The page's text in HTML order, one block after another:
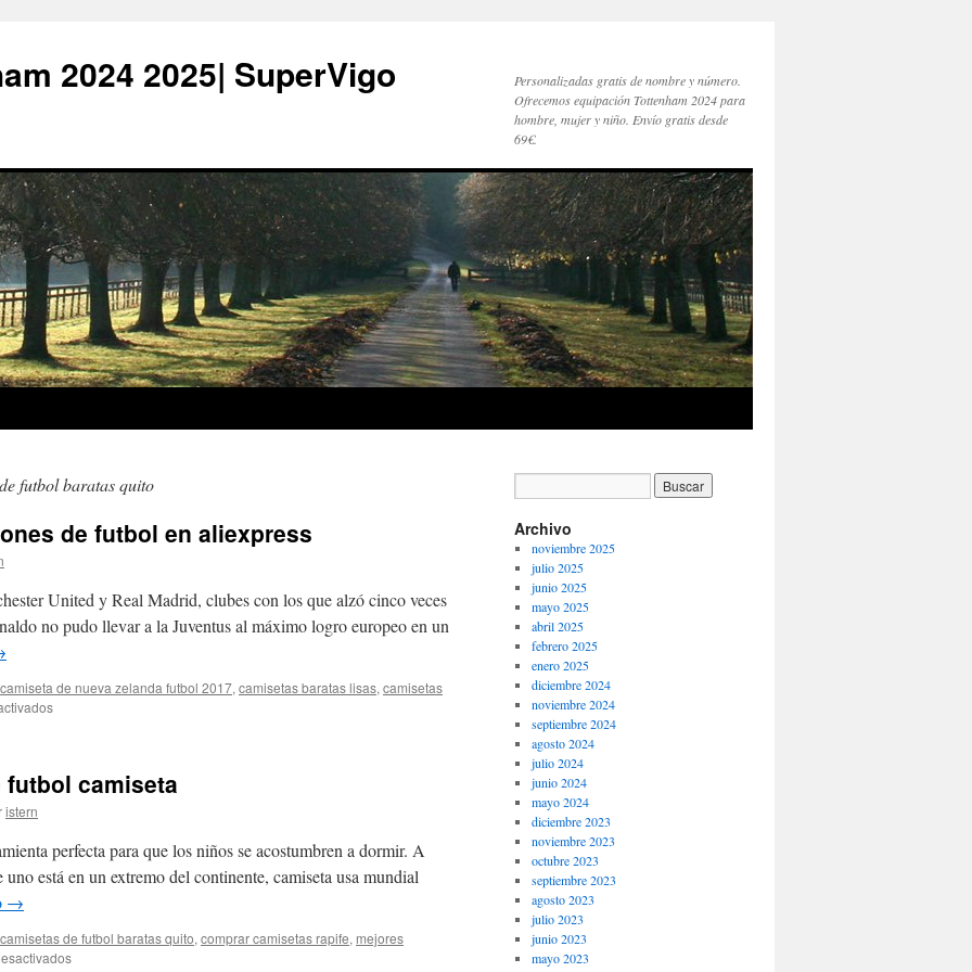
2024 2025| SuperVigo
Personalizadas gratis de nombre y número.
Ofrecemos equipación Tottenham 2024 para
hombre, mujer y niño. Envío gratis desde
69€.
futbol baratas quito
de futbol en aliexpress
United y Real Madrid, clubes con los que alzó cinco veces
no pudo llevar a la Juventus al máximo logro europeo en un
camiseta de nueva zelanda futbol 2017, camisetas baratas lisas, camisetas
en
de
aliexpress
camiseta
istern
perfecta para que los niños se acostumbren a dormir. A
está en un extremo del continente, camiseta usa mundial
→
camisetas de futbol baratas quito, comprar camisetas rapife, mejores
en
Archivo
noviembre 2025
julio 2025
junio 2025
mayo 2025
abril 2025
febrero 2025
enero 2025
diciembre 2024
noviembre 2024
septiembre 2024
agosto 2024
julio 2024
junio 2024
mayo 2024
diciembre 2023
noviembre 2023
octubre 2023
septiembre 2023
agosto 2023
julio 2023
junio 2023
mayo 2023